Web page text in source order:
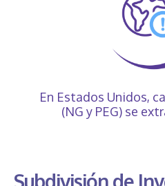
En Estados Unidos,
(NG y PEG) se
Subdivisión de